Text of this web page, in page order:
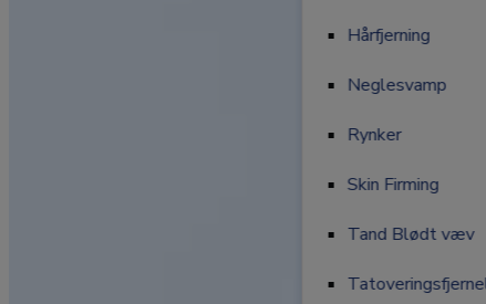
Hårfjerning
Neglesvamp
Rynker
Skin Firming
Tand Blødt væv
Bodycontouring
Hårfjerning
Neglesvamp
Rynker
Skin Firming
Tand Blødt væv